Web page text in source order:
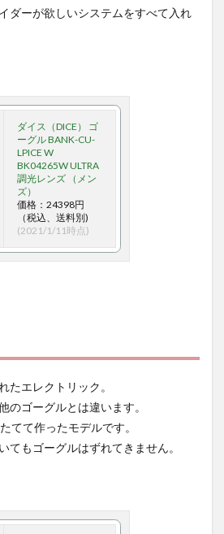
ダーが欲しいシステムをすべて入れ
ダイス（DICE） ゴ
ーグル BANK-CU-
LPICE W
BK04265W ULTRA
調光レンズ （メン
ズ）
価格：24398円
（税込、送料別)
(2021/1/11時点)
たエレクトリック。
のゴーグルとは違います。
てて作ったモデルです。
てもゴーグルはずれてきません。